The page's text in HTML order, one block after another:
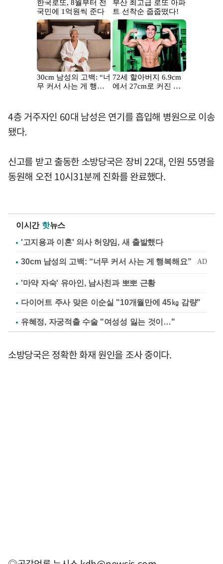
4층 거주자인 60대 남성은 연기를 흡입해 병원으로 이송
됐다.
신고를 받고 출동한 소방당국은 장비 22대, 인원 55명을
동원해 오전 10시31분께 진화를 완료했다.
이시간 핫뉴스
'고지용과 이혼' 의사 허양임, 새 출발했다
'마약 자숙' 유아인, 남사친과 뽀뽀 근황
다이어트 주사 맞은 이순실 "10개월만에 45㎏ 감량"
유혜정, 자궁적출 수술 "여성성 잃는 것이…"
소방당국은 정확한 화재 원인을 조사 중이다.